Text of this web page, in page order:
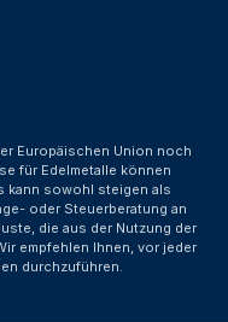
Europäischen Union noch
für Edelmetalle können
kann sowohl steigen als
oder Steuerberatung an
die aus der Nutzung der
empfehlen Ihnen, vor jeder
durchzuführen.